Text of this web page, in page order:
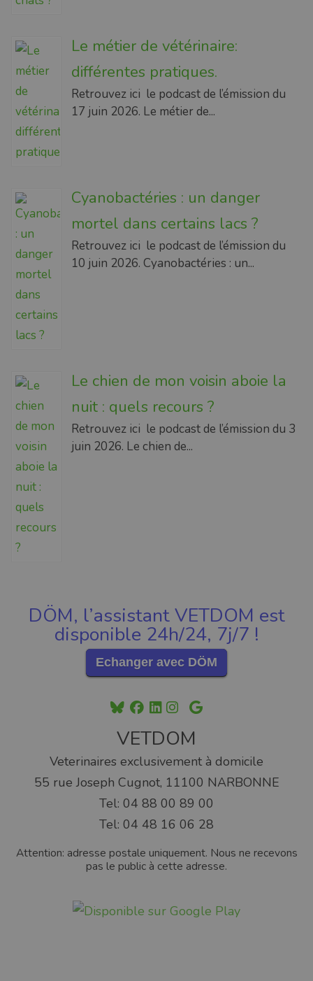
Le métier de vétérinaire:
différentes pratiques.
Retrouvez ici le podcast de l’émission du
17 juin 2026. Le métier de...
Cyanobactéries : un danger
mortel dans certains lacs ?
Retrouvez ici le podcast de l’émission du
10 juin 2026. Cyanobactéries : un...
Le chien de mon voisin aboie la
nuit : quels recours ?
Retrouvez ici le podcast de l’émission du 3
juin 2026. Le chien de...
DÖM, l’assistant VETDOM est
disponible 24h/24, 7j/7 !
Echanger avec DÖM
VETDOM
Veterinaires exclusivement à domicile
55 rue Joseph Cugnot, 11100 NARBONNE
Tel: 04 88 00 89 00
Tel: 04 48 16 06 28
Attention: adresse postale uniquement. Nous ne recevons
pas le public à cette adresse.